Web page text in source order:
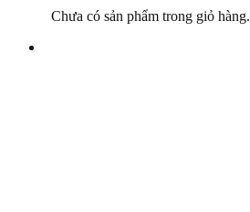
Chưa có sản phẩm trong giỏ hàng.